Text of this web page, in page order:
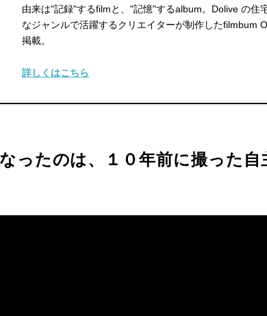
由来は"記録"するfilmと、"記憶"するalbum。Dolive の住
なジャンルで活躍するクリエイターが制作したfilmbum
掲載。
詳しくはこちら
ったのは、１０年前に撮った自